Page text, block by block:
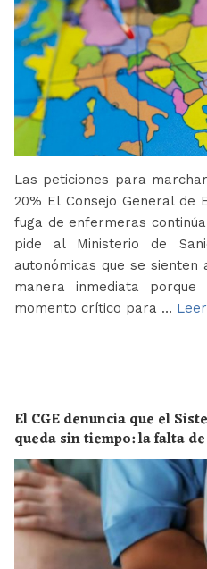
Las peticiones para
20% El Consejo General de
fuga de enfermeras
pide al Ministerio de
autonómicas que se
manera inmediata
momento crítico para …
El CGE denuncia que el
queda sin tiempo: la falta
supone un riesgo enorme
población